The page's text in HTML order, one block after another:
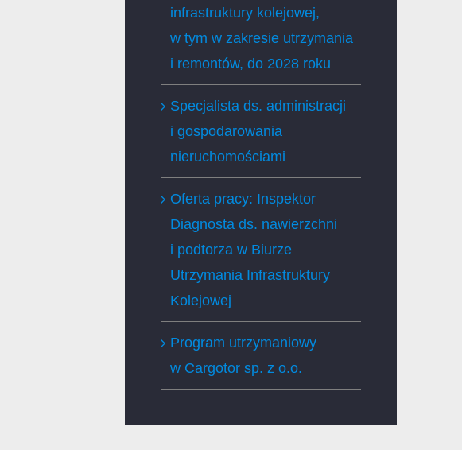
infrastruktury kolejowej,
w tym w zakresie utrzymania
i remontów, do 2028 roku
Specjalista ds. administracji
i gospodarowania
nieruchomościami
Oferta pracy: Inspektor
Diagnosta ds. nawierzchni
i podtorza w Biurze
Utrzymania Infrastruktury
Kolejowej
Program utrzymaniowy
w Cargotor sp. z o.o.